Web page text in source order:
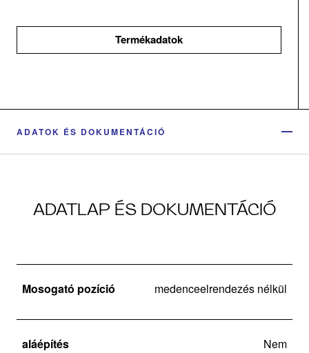
Termékadatok
ADATOK ÉS DOKUMENTÁCIÓ
ADATLAP ÉS DOKUMENTÁCIÓ
Mosogató pozíció medenceelrendezés nélkül
aláépítés Nem